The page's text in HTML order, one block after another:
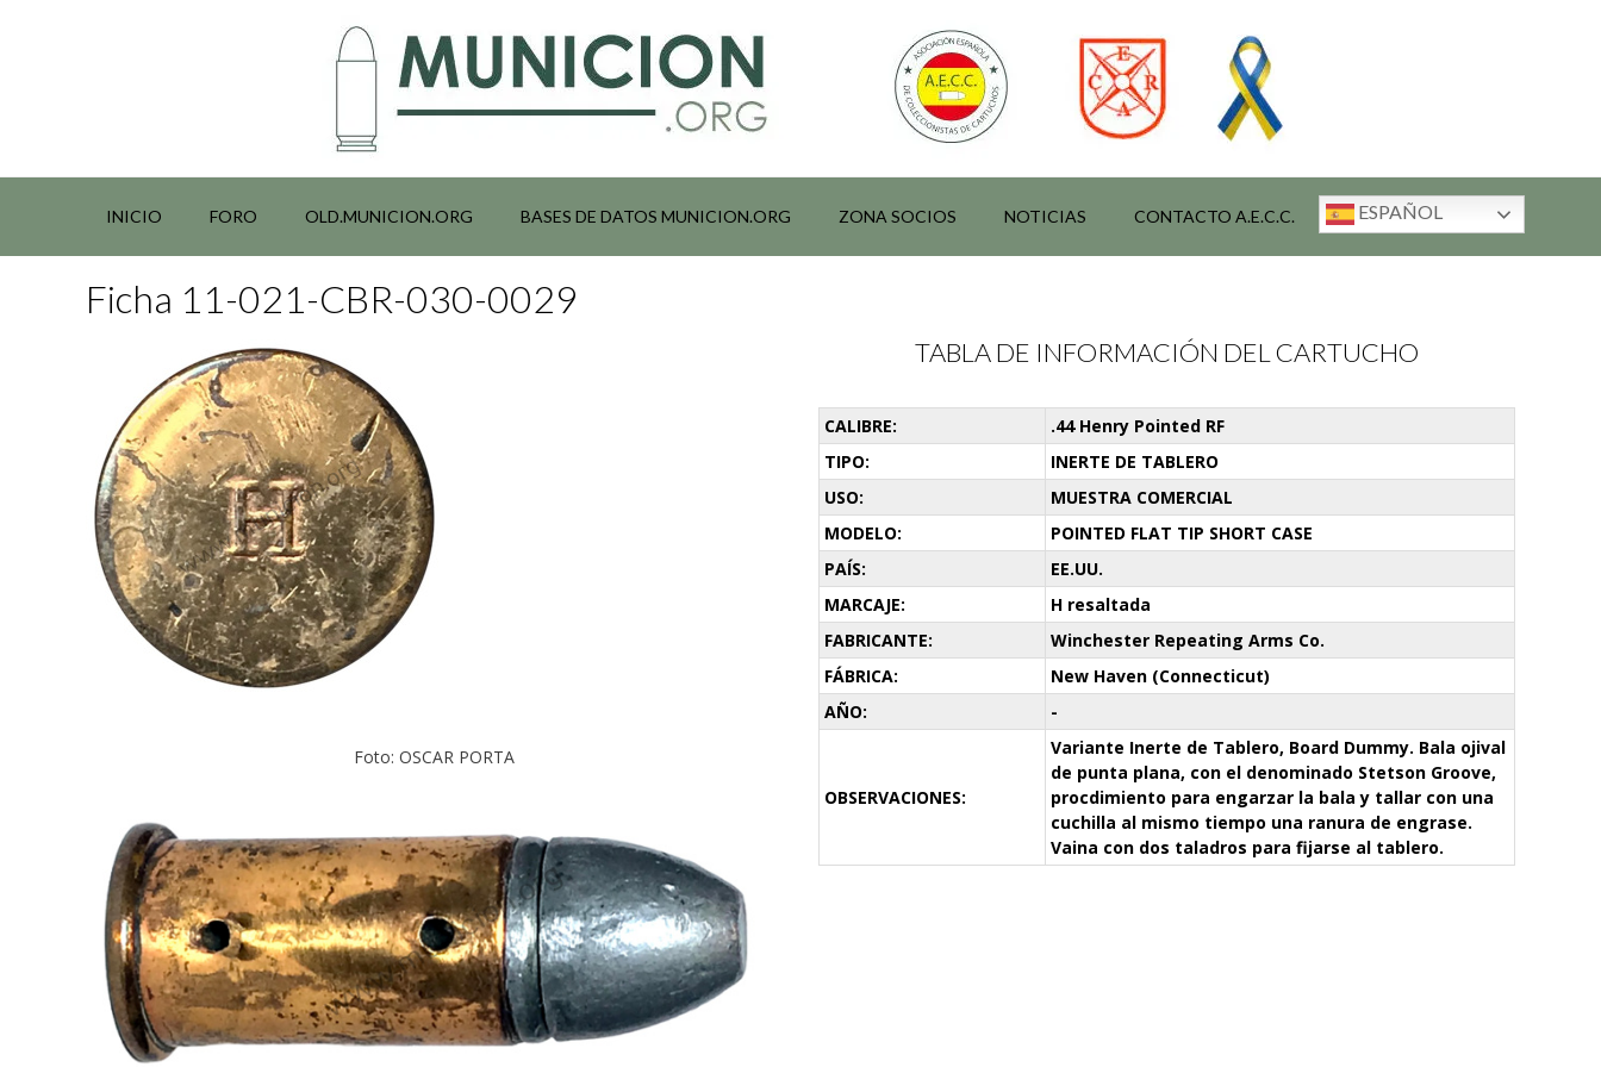
INICIO FORO OLD.MUNICION.ORG BASES DE DATOS MUNICION.ORG ZONA SOCIOS NOTICIAS CONTACTO A.E.C.C. ESPAÑOL
Ficha 11-021-CBR-030-0029
Foto: OSCAR PORTA
TABLA DE INFORMACIÓN DEL CARTUCHO
CALIBRE:
.44 Henry Pointed RF
TIPO:
INERTE DE TABLERO
USO:
MUESTRA COMERCIAL
MODELO:
POINTED FLAT TIP SHORT CASE
PAÍS:
EE.UU.
MARCAJE:
H resaltada
FABRICANTE:
Winchester Repeating Arms Co.
FÁBRICA:
New Haven (Connecticut)
AÑO:
-
OBSERVACIONES:
Variante Inerte de Tablero, Board Dummy. Bala ojival
de punta plana, con el denominado Stetson Groove,
procdimiento para engarzar la bala y tallar con una
cuchilla al mismo tiempo una ranura de engrase.
Vaina con dos taladros para fijarse al tablero.